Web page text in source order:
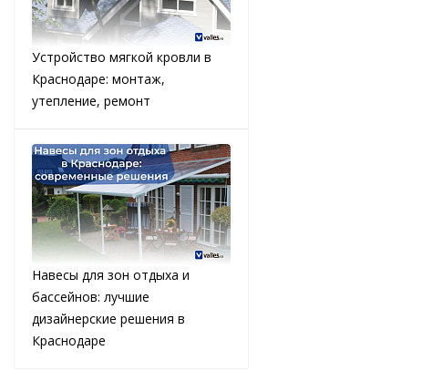
Устройство мягкой кровли в
Краснодаре: монтаж,
утепление, ремонт
Навесы для зон отдыха и
бассейнов: лучшие
дизайнерские решения в
Краснодаре